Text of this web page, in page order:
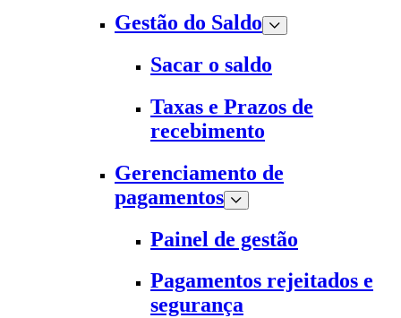
Gestão do Saldo
Sacar o saldo
Taxas e Prazos de
recebimento
Gerenciamento de
pagamentos
Painel de gestão
Pagamentos rejeitados e
segurança